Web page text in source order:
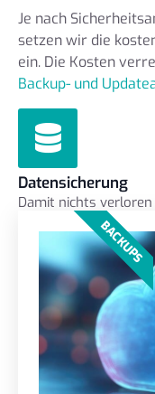
Je nach
setzen wir die
ein. Die Kosten
Backup- und
Datensicherung
Damit nichts
BACKUPS